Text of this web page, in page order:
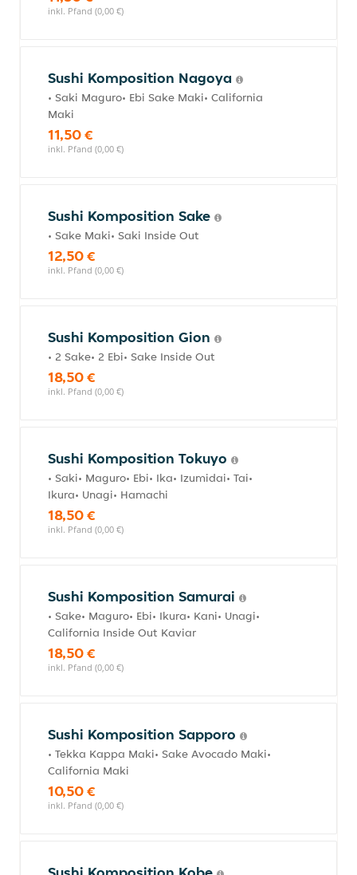
inkl. Pfand (0,00 €)
Sushi Komposition Nagoya
• Saki Maguro• Ebi Sake Maki• California
Maki
11,50 €
inkl. Pfand (0,00 €)
Sushi Komposition Sake
• Sake Maki• Saki Inside Out
12,50 €
inkl. Pfand (0,00 €)
Sushi Komposition Gion
• 2 Sake• 2 Ebi• Sake Inside Out
18,50 €
inkl. Pfand (0,00 €)
Sushi Komposition Tokuyo
• Saki• Maguro• Ebi• Ika• Izumidai• Tai•
Ikura• Unagi• Hamachi
18,50 €
inkl. Pfand (0,00 €)
Sushi Komposition Samurai
• Sake• Maguro• Ebi• Ikura• Kani• Unagi•
California Inside Out Kaviar
18,50 €
inkl. Pfand (0,00 €)
Sushi Komposition Sapporo
• Tekka Kappa Maki• Sake Avocado Maki•
California Maki
10,50 €
inkl. Pfand (0,00 €)